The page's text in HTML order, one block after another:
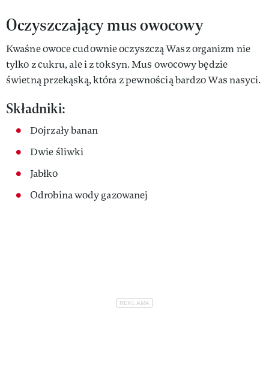
Oczyszczający mus owocowy
Kwaśne owoce cudownie oczyszczą Wasz organizm nie
tylko z cukru, ale i z toksyn. Mus owocowy będzie
świetną przekąską, która z pewnością bardzo Was nasyci.
Składniki:
Dojrzały banan
Dwie śliwki
Jabłko
Odrobina wody gazowanej